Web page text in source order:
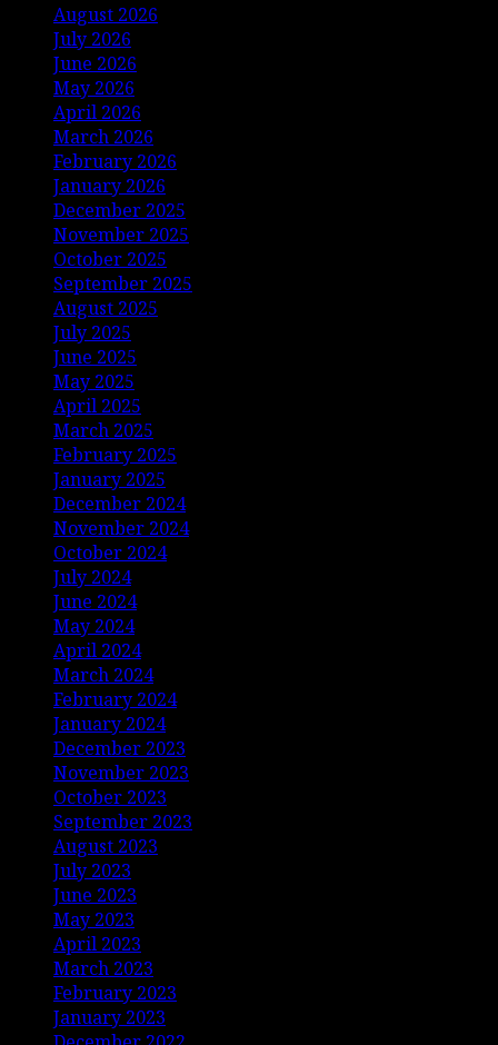
August 2026
July 2026
June 2026
May 2026
April 2026
March 2026
February 2026
January 2026
December 2025
November 2025
October 2025
September 2025
August 2025
July 2025
June 2025
May 2025
April 2025
March 2025
February 2025
January 2025
December 2024
November 2024
October 2024
July 2024
June 2024
May 2024
April 2024
March 2024
February 2024
January 2024
December 2023
November 2023
October 2023
September 2023
August 2023
July 2023
June 2023
May 2023
April 2023
March 2023
February 2023
January 2023